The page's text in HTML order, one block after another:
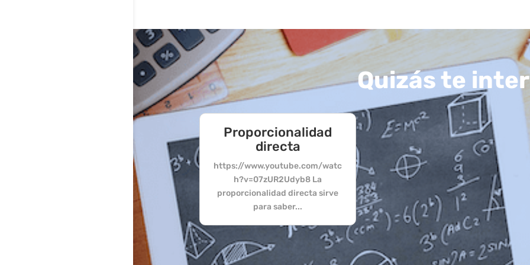
Quizás te
Proporcionalidad
directa
https://www.youtube.com/watc
h?v=07zUR2Udyb8 La
proporcionalidad directa sirve
para saber...